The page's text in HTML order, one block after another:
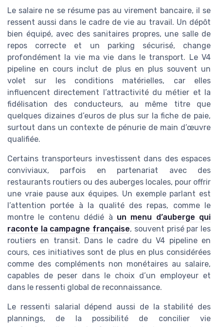
Le salaire ne se résume pas au virement bancaire, il se
ressent aussi dans le cadre de vie au travail. Un dépôt
bien équipé, avec des sanitaires propres, une salle de
repos correcte et un parking sécurisé, change
profondément la vie ma vie dans le transport. Le V4
pipeline en cours inclut de plus en plus souvent un
volet sur les conditions matérielles, car elles
influencent directement l’attractivité du métier et la
fidélisation des conducteurs, au même titre que
quelques dizaines d’euros de plus sur la fiche de paie,
surtout dans un contexte de pénurie de main d’œuvre
qualifiée.
Certains transporteurs investissent dans des espaces
conviviaux, parfois en partenariat avec des
restaurants routiers ou des auberges locales, pour offrir
une vraie pause aux équipes. Un exemple parlant est
l’attention portée à la qualité des repas, comme le
montre le contenu dédié à un menu d’auberge qui
raconte la campagne française, souvent prisé par les
routiers en transit. Dans le cadre du V4 pipeline en
cours, ces initiatives sont de plus en plus considérées
comme des compléments non monétaires au salaire,
capables de peser dans le choix d’un employeur et
dans le ressenti global de reconnaissance.
Le ressenti salarial dépend aussi de la stabilité des
plannings, de la possibilité de concilier vie